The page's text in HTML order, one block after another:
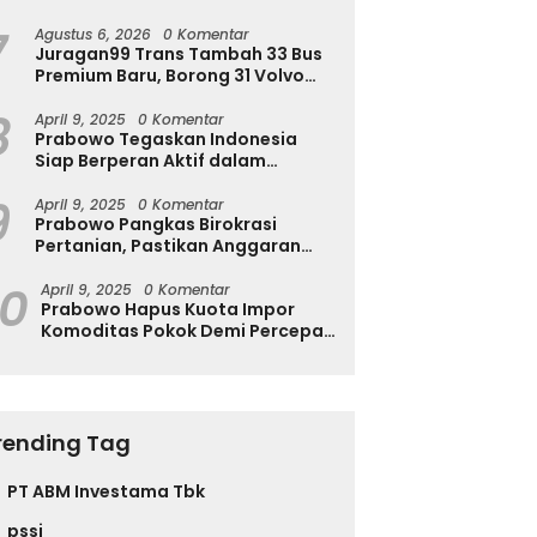
Agustus 6, 2026 0 Komentar
Juragan99 Trans Tambah 33 Bus
Premium Baru, Borong 31 Volvo
di GIIAS 2026
April 9, 2025 0 Komentar
Prabowo Tegaskan Indonesia
Siap Berperan Aktif dalam
April 9, 2025 0 Komentar
Prabowo Pangkas Birokrasi
Pertanian, Pastikan Anggaran
April 9, 2025 0 Komentar
Prabowo Hapus Kuota Impor
Komoditas Pokok Demi Percepat
Tag
PT ABM Investama Tbk
pssi